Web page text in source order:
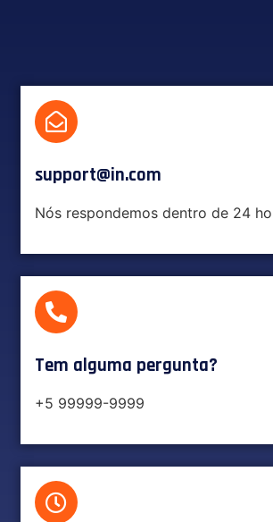
support@in.com​
Nós respondemos dentro de 24
Tem alguma pergunta?
+5 99999-9999